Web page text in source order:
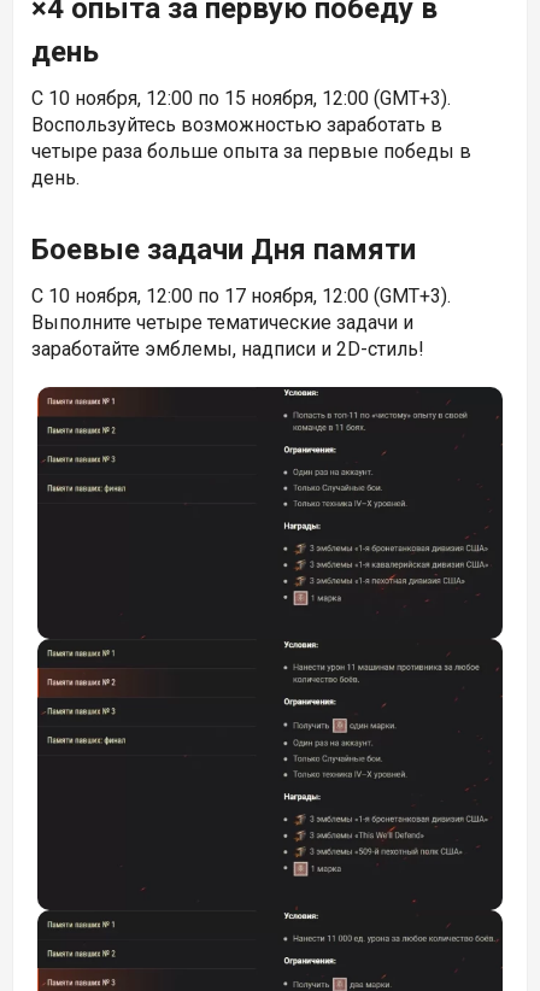
×4 опыта за первую победу в
день
С 10 ноября, 12:00 по 15 ноября, 12:00 (GMT+3).
Воспользуйтесь возможностью заработать в
четыре раза больше опыта за первые победы в
день.
Боевые задачи Дня памяти
С 10 ноября, 12:00 по 17 ноября, 12:00 (GMT+3).
Выполните четыре тематические задачи и
заработайте эмблемы, надписи и 2D-стиль!